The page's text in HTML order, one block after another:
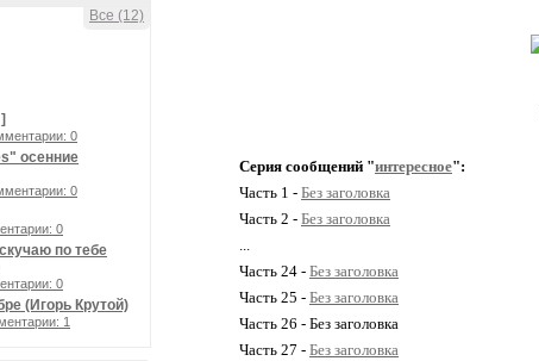
Все (12)
0
осенние
0
0
по тебе
0
(Игорь Крутой)
1
Серия сообщений "интересное":
Часть 1 - Без заголовка
Часть 2 - Без заголовка
...
Часть 24 - Без заголовка
Часть 25 - Без заголовка
Часть 26 - Без заголовка
Часть 27 - Без заголовка